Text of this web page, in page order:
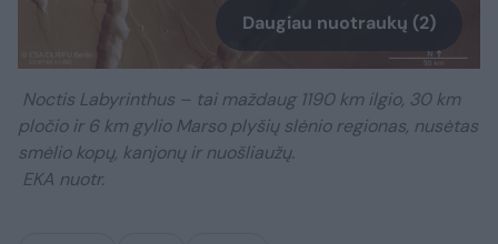
Daugiau nuotraukų (2)
Noctis Labyrinthus – tai maždaug 1190 km ilgio, 30 km
pločio ir 6 km gylio Marso plyšių slėnio regionas, nusėtas
smėlio kopų, kanjonų ir nuošliaužų.
EKA nuotr.